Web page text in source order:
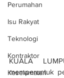
Perumahan
Isu Rakyat
Teknologi
Kontraktor
Keselamatan
KUALA
memperuntuk